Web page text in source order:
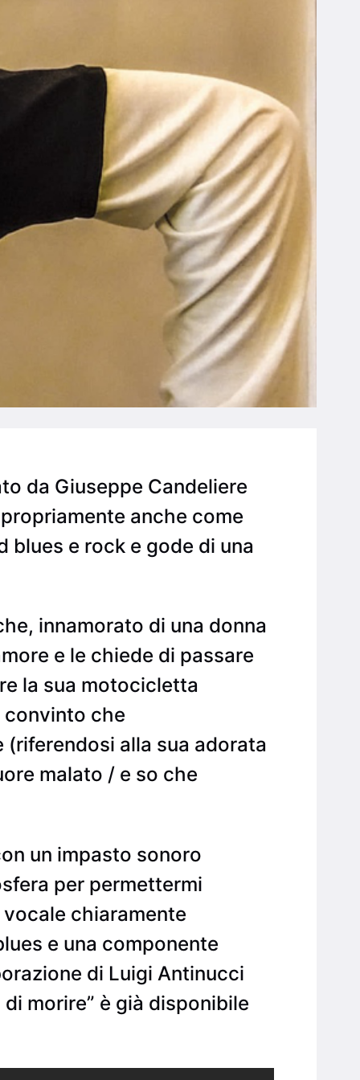
da Giuseppe Candeliere
anche come
e rock e gode di una
innamorato di una donna
e le chiede di passare
la sua motocicletta
che
(riferendosi alla sua adorata
malato / e so che
un impasto sonoro
per permettermi
chiaramente
e una componente
di Luigi Antinucci
morire” è già disponibile